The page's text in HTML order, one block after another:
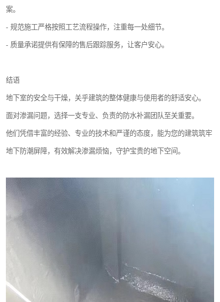
案。
- 规范施工严格按照工艺流程操作，注重每一处细节。
- 质量承诺提供有保障的售后跟踪服务，让客户安心。
结语
地下室的安全与干燥，关乎建筑的整体健康与使用者的舒适安心。
面对渗漏问题，选择一支专业、负责的防水补漏团队至关重要。
他们凭借丰富的经验、专业的技术和严谨的态度，能为您的建筑筑牢
地下防潮屏障，有效解决渗漏烦恼，守护宝贵的地下空间。